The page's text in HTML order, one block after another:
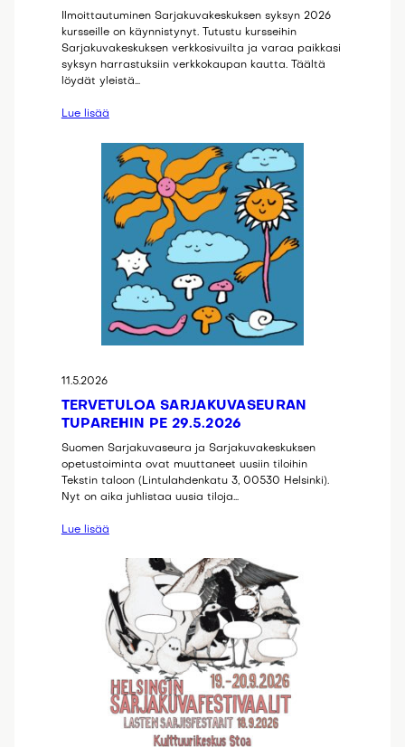
Ilmoittautuminen Sarjakuvakeskuksen syksyn 2026
kursseille on käynnistynyt. Tutustu kursseihin
Sarjakuvakeskuksen verkkosivuilta ja varaa paikkasi
syksyn harrastuksiin verkkokaupan kautta. Täältä
löydät yleistä…
Lue lisää
11.5.2026
TERVETULOA SARJAKUVASEURAN
TUPAREIHIN PE 29.5.2026
Suomen Sarjakuvaseura ja Sarjakuvakeskuksen
opetustoiminta ovat muuttaneet uusiin tiloihin
Tekstin taloon (Lintulahdenkatu 3, 00530 Helsinki).
Nyt on aika juhlistaa uusia tiloja…
Lue lisää